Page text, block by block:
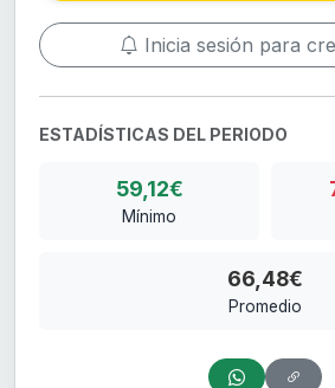
Inicia sesión para
ESTADÍSTICAS DEL PERIODO
59,12€
Mínimo
66,48€
Promedio